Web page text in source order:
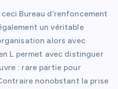
Bureau d’renfoncement
un véritable
alors avec
L permet avec distinguer
: rare partie pour
nonobstant la prise